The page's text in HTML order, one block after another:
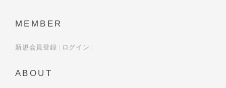
MEMBER
新規会員登録 ログイン
ABOUT